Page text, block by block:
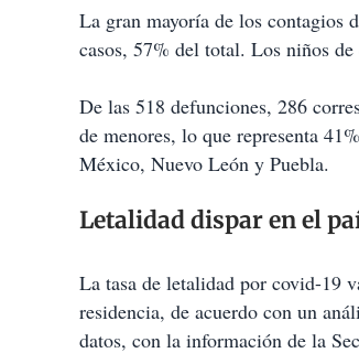
La gran mayoría de los contagios
casos, 57% del total. Los niños
De las 518 defunciones, 286
de menores, lo que representa
México, Nuevo León y Puebla.
Letalidad dispar en el
La tasa de letalidad por covid-19
residencia, de acuerdo con un
datos, con la información de la